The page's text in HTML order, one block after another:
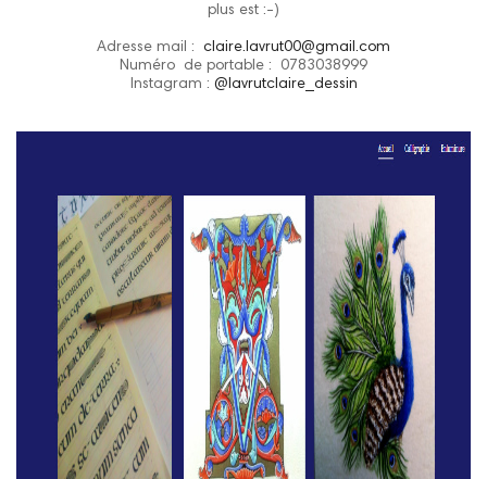
plus est :-)
Adresse mail : claire.lavrut00@gmail.com
Numéro de portable : 0783038999
Instagram : @lavrutclaire_dessin